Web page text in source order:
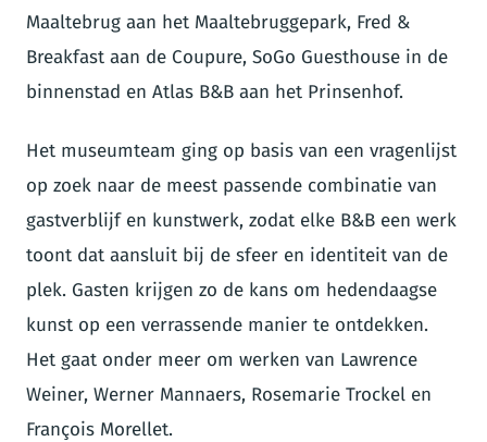
Maaltebrug aan het Maaltebruggepark, Fred &
Breakfast aan de Coupure, SoGo Guesthouse in de
binnenstad en Atlas B&B aan het Prinsenhof.
Het museumteam ging op basis van een vragenlijst
op zoek naar de meest passende combinatie van
gastverblijf en kunstwerk, zodat elke B&B een werk
toont dat aansluit bij de sfeer en identiteit van de
plek. Gasten krijgen zo de kans om hedendaagse
kunst op een verrassende manier te ontdekken.
Het gaat onder meer om werken van Lawrence
Weiner, Werner Mannaers, Rosemarie Trockel en
François Morellet.